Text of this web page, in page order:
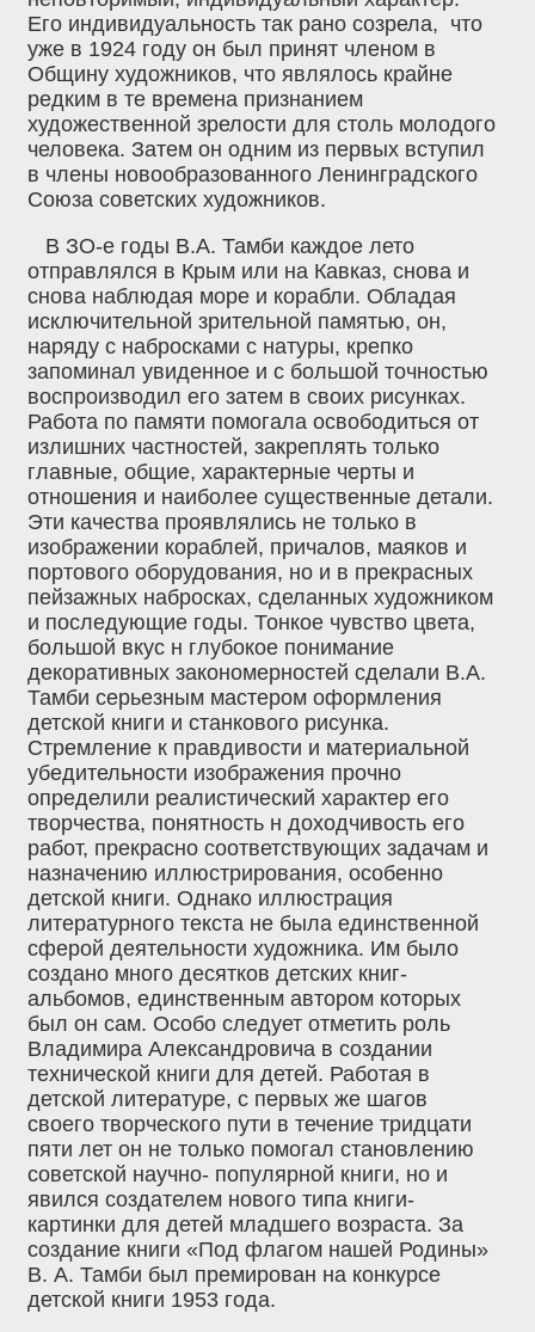
Его индивидуальность так рано созрела, что
уже в 1924 году он был принят членом в
Общину художников, что являлось крайне
редким в те времена признанием
художественной зрелости для столь молодого
человека. Затем он одним из первых вступил
в члены новообразованного Ленинградского
Союза советских художников.
В ЗО-е годы В.А. Тамби каждое лето
отправлялся в Крым или на Кавказ, снова и
снова наблюдая море и корабли. Обладая
исключительной зрительной памятью, он,
наряду с набросками с натуры, крепко
запоминал увиденное и с большой точностью
воспроизводил его затем в своих рисунках.
Работа по памяти помогала освободиться от
излишних частностей, закреплять только
главные, общие, характерные черты и
отношения и наиболее существенные детали.
Эти качества проявлялись не только в
изображении кораблей, причалов, маяков и
портового оборудования, но и в прекрасных
пейзажных набросках, сделанных художником
и последующие годы. Тонкое чувство цвета,
большой вкус н глубокое понимание
декоративных закономерностей сделали В.А.
Тамби серьезным мастером оформления
детской книги и станкового рисунка.
Стремление к правдивости и материальной
убедительности изображения прочно
определили реалистический характер его
творчества, понятность н доходчивость его
работ, прекрасно соответствующих задачам и
назначению иллюстрирования, особенно
детской книги. Однако иллюстрация
литературного текста не была единственной
сферой деятельности художника. Им было
создано много десятков детских книг-
альбомов, единственным автором которых
был он сам. Особо следует отметить роль
Владимира Александровича в создании
технической книги для детей. Работая в
детской литературе, с первых же шагов
своего творческого пути в течение тридцати
пяти лет он не только помогал становлению
советской научно- популярной книги, но и
явился создателем нового типа книги-
картинки для детей младшего возраста. За
создание книги «Под флагом нашей Родины»
В. А. Тамби был премирован на конкурсе
детской книги 1953 года.